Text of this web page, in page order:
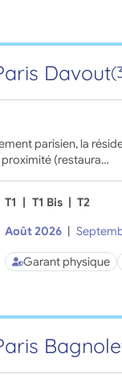
Davout
parisien, la
(restaura…
T1 | T1 Bis | T2
Août 2026 |
Garant physique